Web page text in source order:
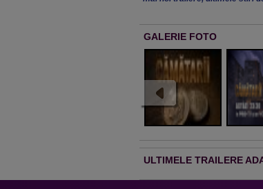
GALERIE FOTO
ULTIMELE TRAILERE